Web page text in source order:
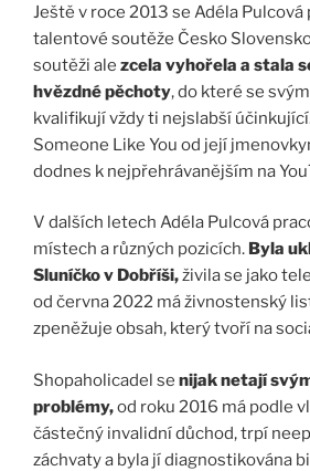
Ještě v roce 2013 se Adéla Pulcová
talentové soutěže Česko
soutěži ale zcela vyhořela a stala
hvězdné pěchoty, do které se
kvalifikují vždy ti nejslabší
Someone Like You od její
dodnes k nejpřehrávanějším na
V dalších letech Adéla Pulcová
místech a různých pozicích. Byla
Sluníčko v Dobříši,živila se jako
od června 2022 má živnostenský
zpeněžuje obsah, který tvoří na
Shopaholicadel se nijak netají
problémy,od roku 2016 má podle
částečný invalidní důchod, trpí
záchvaty a byla jí diagnostikována